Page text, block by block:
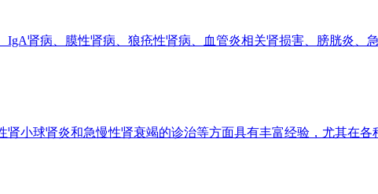
IgA肾病、膜性肾病、狼疮性肾病、血管炎相关肾损害、膀胱炎、
肾小球肾炎和急慢性肾衰竭的诊治等方面具有丰富经验，尤其在